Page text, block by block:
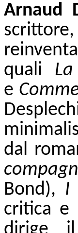
Arnaud
quali
e
dal
Bond), I
critica e